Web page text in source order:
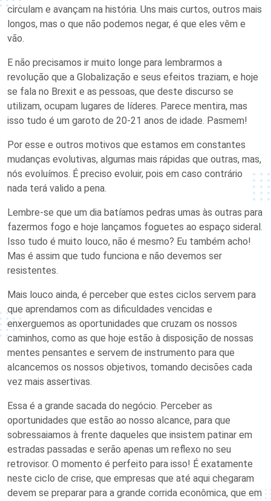
circulam e avançam na história. Uns mais curtos, outros mais
longos, mas o que não podemos negar, é que eles vêm e
vão.
E não precisamos ir muito longe para lembrarmos a
revolução que a Globalização e seus efeitos traziam, e hoje
se fala no Brexit e as pessoas, que deste discurso se
utilizam, ocupam lugares de líderes. Parece mentira, mas
isso tudo é um garoto de 20-21 anos de idade. Pasmem!
Por esse e outros motivos que estamos em constantes
mudanças evolutivas, algumas mais rápidas que outras, mas,
nós evoluímos. É preciso evoluir, pois em caso contrário
nada terá valido a pena.
Lembre-se que um dia batíamos pedras umas às outras para
fazermos fogo e hoje lançamos foguetes ao espaço sideral.
Isso tudo é muito louco, não é mesmo? Eu também acho!
Mas é assim que tudo funciona e não devemos ser
resistentes.
Mais louco ainda, é perceber que estes ciclos servem para
que aprendamos com as dificuldades vencidas e
enxerguemos as oportunidades que cruzam os nossos
caminhos, como as que hoje estão à disposição de nossas
mentes pensantes e servem de instrumento para que
alcancemos os nossos objetivos, tomando decisões cada
vez mais assertivas.
Essa é a grande sacada do negócio. Perceber as
oportunidades que estão ao nosso alcance, para que
sobressaiamos à frente daqueles que insistem patinar em
estradas passadas e serão apenas um reflexo no seu
retrovisor. O momento é perfeito para isso! É exatamente
neste ciclo de crise, que empresas que até aqui chegaram
devem se preparar para a grande corrida econômica, que em